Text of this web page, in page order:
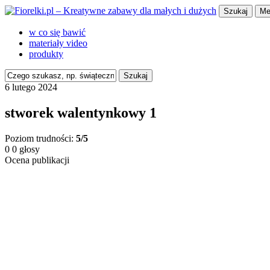
Szukaj
w co się bawić
materiały video
produkty
Szukaj
6 lutego 2024
stworek walentynkowy 1
Poziom trudności: 5/5
0 0 głosy
Ocena publikacji